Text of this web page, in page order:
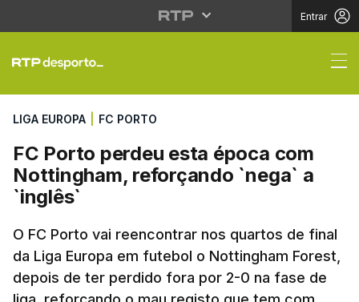
Entrar
FC Porto perdeu esta
LIGA EUROPA FC PORTO
FC Porto perdeu esta época com
Nottingham, reforçando `nega` a
`inglês`
O FC Porto vai reencontrar nos quartos de final
da Liga Europa em futebol o Nottingham Forest,
depois de ter perdido fora por 2-0 na fase de